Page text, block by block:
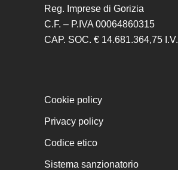
Reg. Imprese di Gorizia
C.F. – P.IVA 00064860315
CAP. SOC. € 14.681.364,75 I.V.
Cookie policy
Privacy policy
Codice etico
Sistema sanzionatorio